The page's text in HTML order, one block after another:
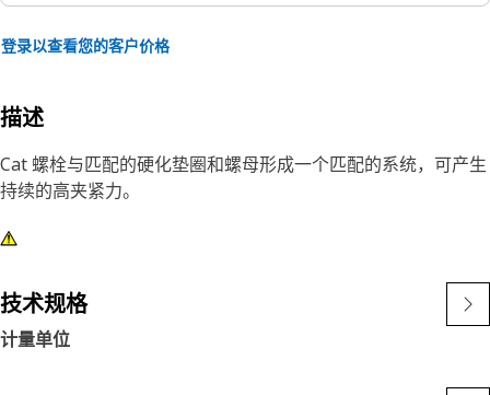
登录以查看您的客户价格
描述
Cat 螺栓与匹配的硬化垫圈和螺母形成一个匹配的系统，可产生
持续的高夹紧力。
技术规格
计量单位